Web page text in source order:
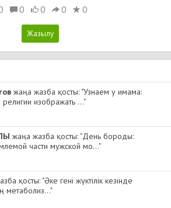
0 0 0 0
жаңа жазба қосты: "Узнаем у имама:
изображать ..."
жаңа жазба қосты: "День бороды:
части мужской мо..."
қосты: "Әке гені жүктілік кезінде
метаболиз..."